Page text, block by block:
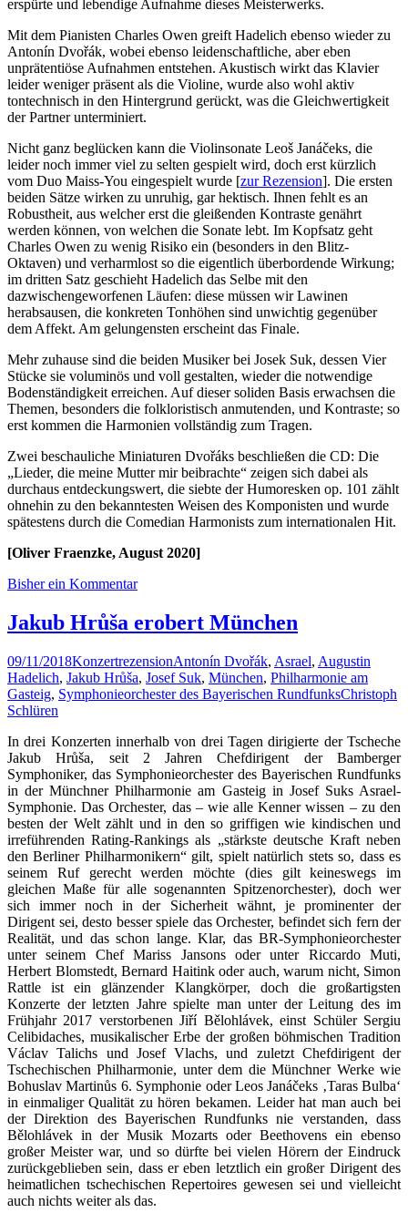
erspürte und lebendige Aufnahme dieses Meisterwerks.
Mit dem Pianisten Charles Owen greift Hadelich ebenso wieder zu
Antonín Dvořák, wobei ebenso leidenschaftliche, aber eben
unprätentiöse Aufnahmen entstehen. Akustisch wirkt das Klavier
leider weniger präsent als die Violine, wurde also wohl aktiv
tontechnisch in den Hintergrund gerückt, was die Gleichwertigkeit
der Partner unterminiert.
Nicht ganz beglücken kann die Violinsonate Leoš Janáčeks, die
leider noch immer viel zu selten gespielt wird, doch erst kürzlich
vom Duo Maiss-You eingespielt wurde [zur Rezension]. Die ersten
beiden Sätze wirken zu unruhig, gar hektisch. Ihnen fehlt es an
Robustheit, aus welcher erst die gleißenden Kontraste genährt
werden können, von welchen die Sonate lebt. Im Kopfsatz geht
Charles Owen zu wenig Risiko ein (besonders in den Blitz-
Oktaven) und verharmlost so die eigentlich überbordende Wirkung;
im dritten Satz geschieht Hadelich das Selbe mit den
dazwischengeworfenen Läufen: diese müssen wir Lawinen
herabsausen, die konkreten Tonhöhen sind unwichtig gegenüber
dem Affekt. Am gelungensten erscheint das Finale.
Mehr zuhause sind die beiden Musiker bei Josek Suk, dessen Vier
Stücke sie voluminös und voll gestalten, wieder die notwendige
Bodenständigkeit erreichen. Auf dieser soliden Basis erwachsen die
Themen, besonders die folkloristisch anmutenden, und Kontraste; so
erst kommen die Harmonien vollständig zum Tragen.
Zwei beschauliche Miniaturen Dvořáks beschließen die CD: Die
„Lieder, die meine Mutter mir beibrachte“ zeigen sich dabei als
durchaus entdeckungswert, die siebte der Humoresken op. 101 zählt
ohnehin zu den bekanntesten Weisen des Komponisten und wurde
spätestens durch die Comedian Harmonists zum internationalen Hit.
[Oliver Fraenzke, August 2020]
Bisher ein Kommentar
Jakub Hrůša erobert München
09/11/2018KonzertrezensionAntonín Dvořák, Asrael, Augustin
Hadelich, Jakub Hrůša, Josef Suk, München, Philharmonie am
Gasteig, Symphonieorchester des Bayerischen RundfunksChristoph
Schlüren
In drei Konzerten innerhalb von drei Tagen dirigierte der Tscheche
Jakub Hrůša, seit 2 Jahren Chefdirigent der Bamberger
Symphoniker, das Symphonieorchester des Bayerischen Rundfunks
in der Münchner Philharmonie am Gasteig in Josef Suks Asrael-
Symphonie. Das Orchester, das – wie alle Kenner wissen – zu den
besten der Welt zählt und in den so griffigen wie kindischen und
irreführenden Rating-Rankings als „stärkste deutsche Kraft neben
den Berliner Philharmonikern“ gilt, spielt natürlich stets so, dass es
seinem Ruf gerecht werden möchte (dies gilt keineswegs im
gleichen Maße für alle sogenannten Spitzenorchester), doch wer
sich immer noch in der Sicherheit wähnt, je prominenter der
Dirigent sei, desto besser spiele das Orchester, befindet sich fern der
Realität, und das schon lange. Klar, das BR-Symphonieorchester
unter seinem Chef Mariss Jansons oder unter Riccardo Muti,
Herbert Blomstedt, Bernard Haitink oder auch, warum nicht, Simon
Rattle ist ein glänzender Klangkörper, doch die großartigsten
Konzerte der letzten Jahre spielte man unter der Leitung des im
Frühjahr 2017 verstorbenen Jiří Bělohlávek, einst Schüler Sergiu
Celibidaches, musikalischer Erbe der großen böhmischen Tradition
Václav Talichs und Josef Vlachs, und zuletzt Chefdirigent der
Tschechischen Philharmonie, unter dem die Münchner Werke wie
Bohuslav Martinůs 6. Symphonie oder Leos Janáčeks ‚Taras Bulba‘
in einmaliger Qualität zu hören bekamen. Leider hat man auch bei
der Direktion des Bayerischen Rundfunks nie verstanden, dass
Bělohlávek in der Musik Mozarts oder Beethovens ein ebenso
großer Meister war, und so dürfte bei vielen Hörern der Eindruck
zurückgeblieben sein, dass er eben letztlich ein großer Dirigent des
heimatlichen tschechischen Repertoires gewesen sei und vielleicht
auch nichts weiter als das.